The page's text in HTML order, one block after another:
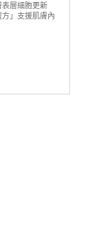
層細胞更新
」支援肌膚內